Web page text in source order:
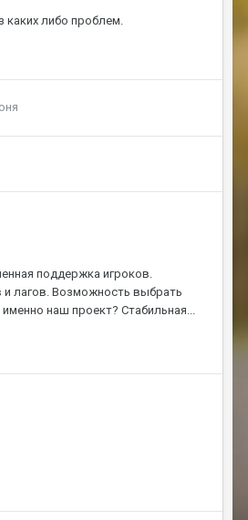
каких либо проблем.
поддержка игроков.
лагов. Возможность выбрать
наш проект? Стабильная...